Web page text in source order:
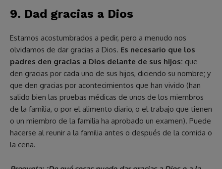
9. Dad gracias a Dios
Estamos acostumbrados a pedir, pero a menudo nos
olvidamos de dar gracias a Dios. Es necesario que los
padres den gracias a Dios delante de sus hijos: que
den gracias por cada uno de sus hijos, diciendo su nombre; y
que den gracias por acontecimientos que han vivido (han
salido bien las pruebas médicas de unos de los miembros
de la familia, o por el alimento diario, o el trabajo que tienen
o un miembro de la familia ha aprobado un examen). Puede
hacerse al reunir a la familia antes o después de la comida o
la cena.